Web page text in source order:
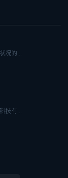
况的...
技有...